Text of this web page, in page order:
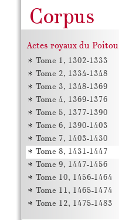
Actes royaux du Poitou
Tome 1, 1302-1333
Tome 2, 1334-1348
Tome 3, 1348-1369
Tome 4, 1369-1376
Tome 5, 1377-1390
Tome 6, 1390-1403
Tome 7, 1403-1430
Tome 8, 1431-1447
Tome 9, 1447-1456
Tome 10, 1456-1464
Tome 11, 1465-1474
Tome 12, 1475-1483